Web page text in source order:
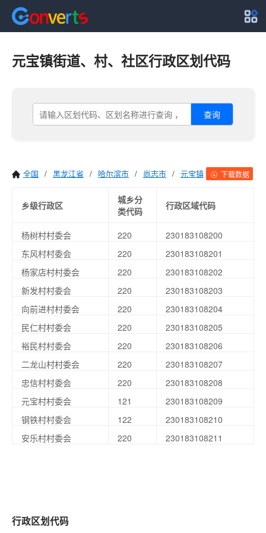
元宝镇街道、村、社区行政区划代码
查询
全国 / 黑龙江省 / 哈尔滨市 / 尚志市 / 元宝镇 下载数据
乡级行政区
城乡分
类代码
行政区域代码
杨树村村委会 220
230183108200
东风村村委会
220
230183108201
杨家店村村委会
220
230183108202
新发村村委会
220
230183108203
向前进村村委会
220
230183108204
民仁村村委会
220
230183108205
裕民村村委会
220
230183108206
二龙山村村委会
220
230183108207
忠信村村委会
220
230183108208
元宝村村委会
121
230183108209
钢铁村村委会
122
230183108210
安乐村村委会
220 230183108211
行政区划代码